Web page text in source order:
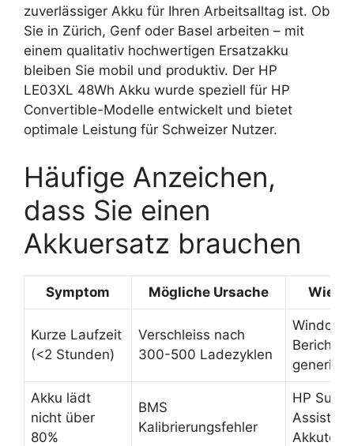
zuverlässiger Akku für Ihren Arbeitsalltag ist. Ob
Sie in Zürich, Genf oder Basel arbeiten – mit
einem qualitativ hochwertigen Ersatzakku
bleiben Sie mobil und produktiv. Der HP
LE03XL 48Wh Akku wurde speziell für HP
Convertible-Modelle entwickelt und bietet
optimale Leistung für Schweizer Nutzer.
Häufige Anzeichen,
dass Sie einen
Akkuersatz brauchen
Symptom Mögliche Ursache Wie
Kurze Laufzeit
(<2 Stunden)
Verschleiss nach
300-500 Ladezyklen
Bericht
Akku lädt
nicht über
80%
BMS
Kalibrierungsfehler
HP
Assistant
Akkutest